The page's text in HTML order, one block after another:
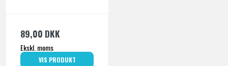
89,00 DKK
Ekskl. moms
VIS PRODUKT